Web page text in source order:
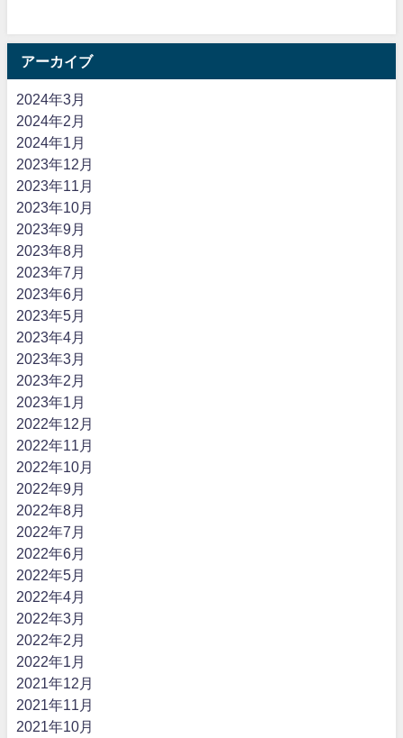
アーカイブ
2024年3月
2024年2月
2024年1月
2023年12月
2023年11月
2023年10月
2023年9月
2023年8月
2023年7月
2023年6月
2023年5月
2023年4月
2023年3月
2023年2月
2023年1月
2022年12月
2022年11月
2022年10月
2022年9月
2022年8月
2022年7月
2022年6月
2022年5月
2022年4月
2022年3月
2022年2月
2022年1月
2021年12月
2021年11月
2021年10月